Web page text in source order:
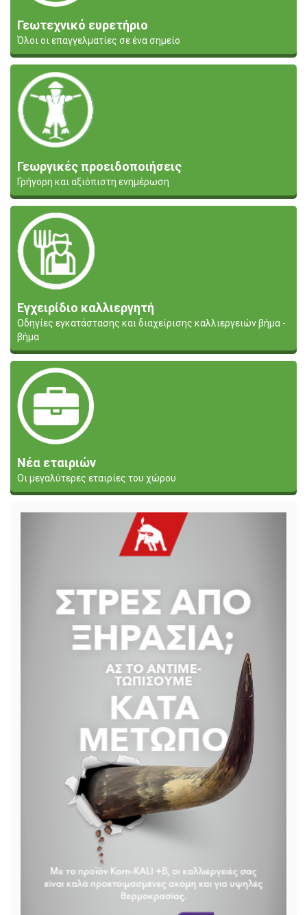
Γεωτεχνικό ευρετήριο
Όλοι οι επαγγελματίες σε ένα σημείο
Γεωργικές προειδοποιήσεις
Γρήγορη και αξιόπιστη ενημέρωση
Εγχειρίδιο καλλιεργητή
Οδηγίες εγκατάστασης και διαχείρισης καλλιεργειών βήμα -
βήμα
Νέα εταιριών
Οι μεγαλύτερες εταιρίες του χώρου